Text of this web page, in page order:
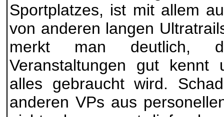
Sportplatzes, ist mit allem
von anderen langen
merkt man deutlich,
Veranstaltungen gut
alles gebraucht wird.
anderen VPs aus